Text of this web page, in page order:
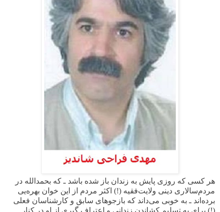
هر کسی که روزی پایش به زندان باز شده باشد ـ که بحمدالله در
مردم‌سالاری دینی ولایت‌فقیه (!) اکثر مردم از این خوان بهره‌یی
برده‌اند ـ به خوبی می‌داند که بازجوهای سابق و کارشناسان فعلی
(!) برای به تسلیم کشاندن زندانی و اعتراف گیری از او در کنار